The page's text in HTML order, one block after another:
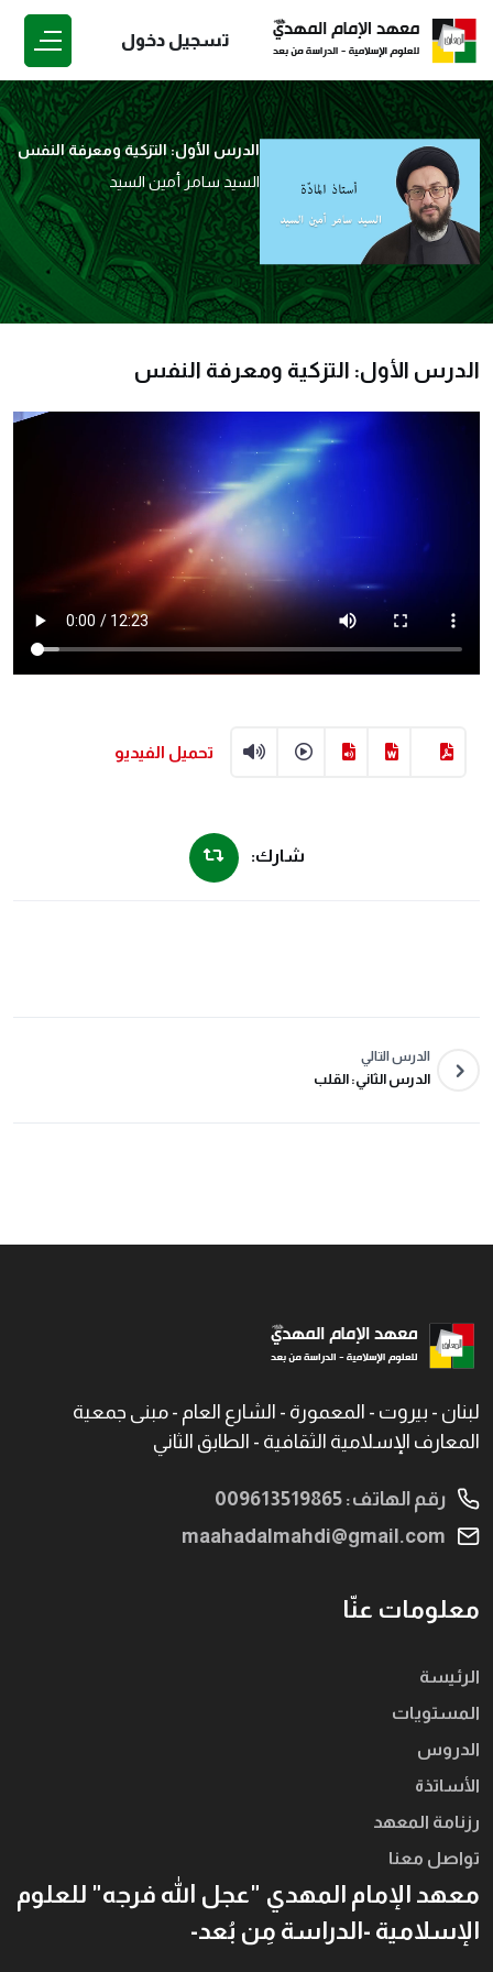
تسجيل دخول
الدرس الأول: التزكية ومعرفة النفس
السيد سامر أمين السيد
الدرس الأول: التزكية ومعرفة النفس
تحميل الفيديو
شارك:
الدرس التالي
الدرس الثاني: القلب
لبنان - بيروت - المعمورة - الشارع العام - مبنى جمعية
المعارف الإسلامية الثقافية - الطابق الثاني
رقم الهاتف: 009613519865
maahadalmahdi@gmail.com
معلومات عنّا
الرئيسة
المستويات
الدروس
الأساتذة
رزنامة المعهد
تواصل معنا
معهد الإمام المهدي "عجل الله فرجه" للعلوم
الإسلامية -الدراسة مِن بُعد-